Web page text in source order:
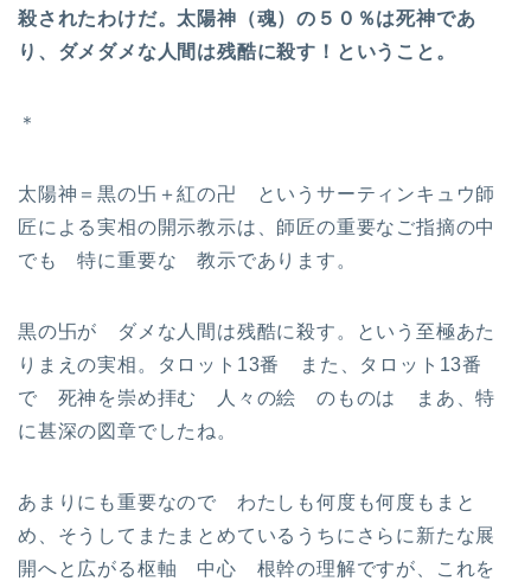
殺されたわけだ。太陽神（魂）の５０％は死神であ
り、ダメダメな人間は残酷に殺す！ということ。
＊
太陽神＝黒の卐＋紅の卍 というサーティンキュウ師
匠による実相の開示教示は、師匠の重要なご指摘の中
でも 特に重要な 教示であります。
黒の卐が ダメな人間は残酷に殺す。という至極あた
りまえの実相。タロット13番 また、タロット13番
で 死神を崇め拝む 人々の絵 のものは まあ、特
に甚深の図章でしたね。
あまりにも重要なので わたしも何度も何度もまと
め、そうしてまたまとめているうちにさらに新たな展
開へと広がる枢軸 中心 根幹の理解ですが、これを